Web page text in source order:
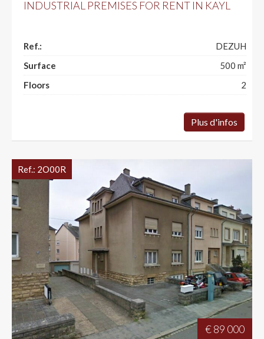
INDUSTRIAL PREMISES FOR RENT IN KAYL
Ref.:
DEZUH
Surface
500 m²
Floors
2
Plus d'infos
€ 89 000
Ref.: 2O00R